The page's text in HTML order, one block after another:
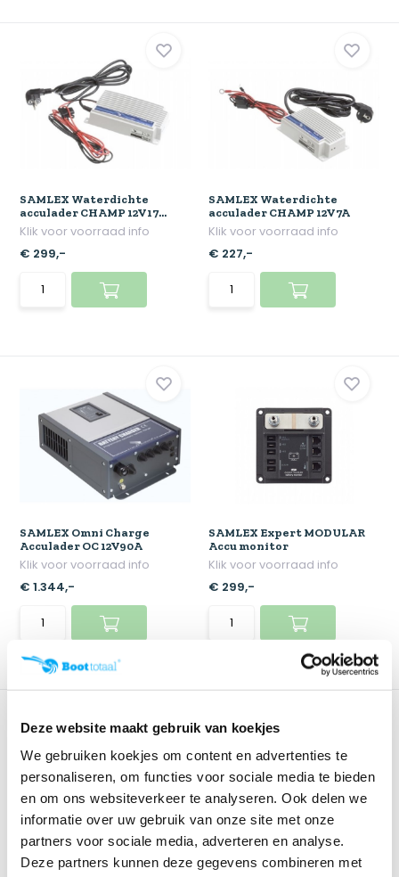
Deze website maakt gebruik van koekjes
We gebruiken koekjes om content en advertenties te
personaliseren, om functies voor sociale media te bieden
en om ons websiteverkeer te analyseren. Ook delen we
informatie over uw gebruik van onze site met onze
partners voor sociale media, adverteren en analyse.
Deze partners kunnen deze gegevens combineren met
SAMLEX Waterdichte
acculader CHAMP 12V17...
Klik voor voorraad info
€ 299,-
SAMLEX Waterdichte
acculader CHAMP 12V7A
Klik voor voorraad info
€ 227,-
SAMLEX Omni Charge
Acculader OC 12V90A
Klik voor voorraad info
€ 1.344,-
SAMLEX Expert MODULAR
Accu monitor
Klik voor voorraad info
€ 299,-
SAMLEX Galvanische
SAMLEX Expert PRO Accu